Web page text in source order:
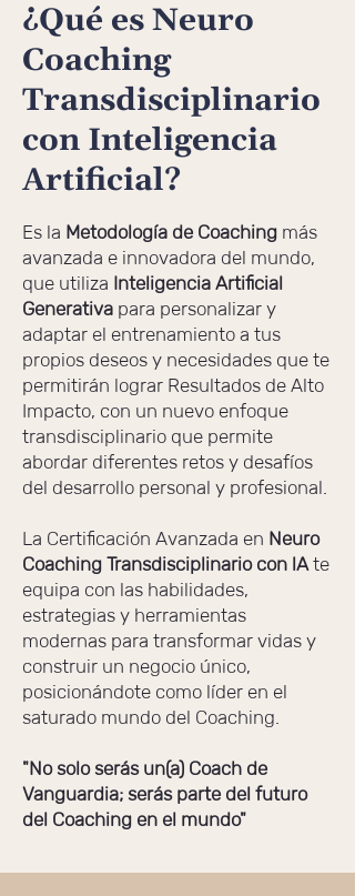
¿Qué es Neuro
Coaching
Transdisciplinario
con Inteligencia
Artificial?
Es la Metodología de Coaching más
avanzada e innovadora del mundo,
que utiliza Inteligencia Artificial
Generativa para personalizar y
adaptar el entrenamiento a tus
propios deseos y necesidades que te
permitirán lograr Resultados de Alto
Impacto, con un nuevo enfoque
transdisciplinario que permite
abordar diferentes retos y desafíos
del desarrollo personal y profesional.
La Certificación Avanzada en Neuro
Coaching Transdisciplinario con lAte
equipa con las habilidades,
estrategias y herramientas
modernas para transformar vidas y
construir un negocio único,
posicionándote como líder en el
saturado mundo del Coaching.
"No solo serás un(a) Coach de
Vanguardia; serás parte del futuro
del Coaching en el mundo"